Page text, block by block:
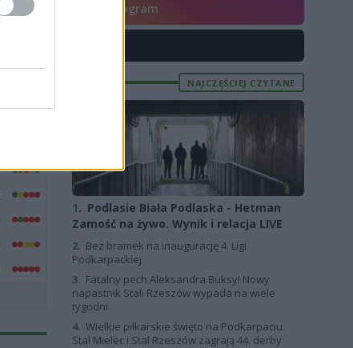
Instagram
NAJCZĘŚCIEJ CZYTANE
1. Podlasie Biała Podlaska - Hetman
Zamość na żywo. Wynik i relacja LIVE
2. Bez bramek na inaugurację 4. Ligi
Podkarpackiej
3. Fatalny pech Aleksandra Buksy! Nowy
napastnik Stali Rzeszów wypada na wiele
tygodni
4. Wielkie piłkarskie święto na Podkarpaciu.
Stal Mielec i Stal Rzeszów zagrają 44. derby